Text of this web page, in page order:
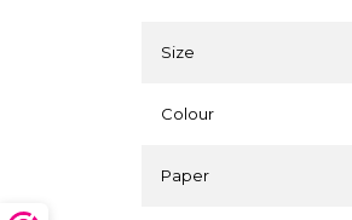
Size
Colour
Paper